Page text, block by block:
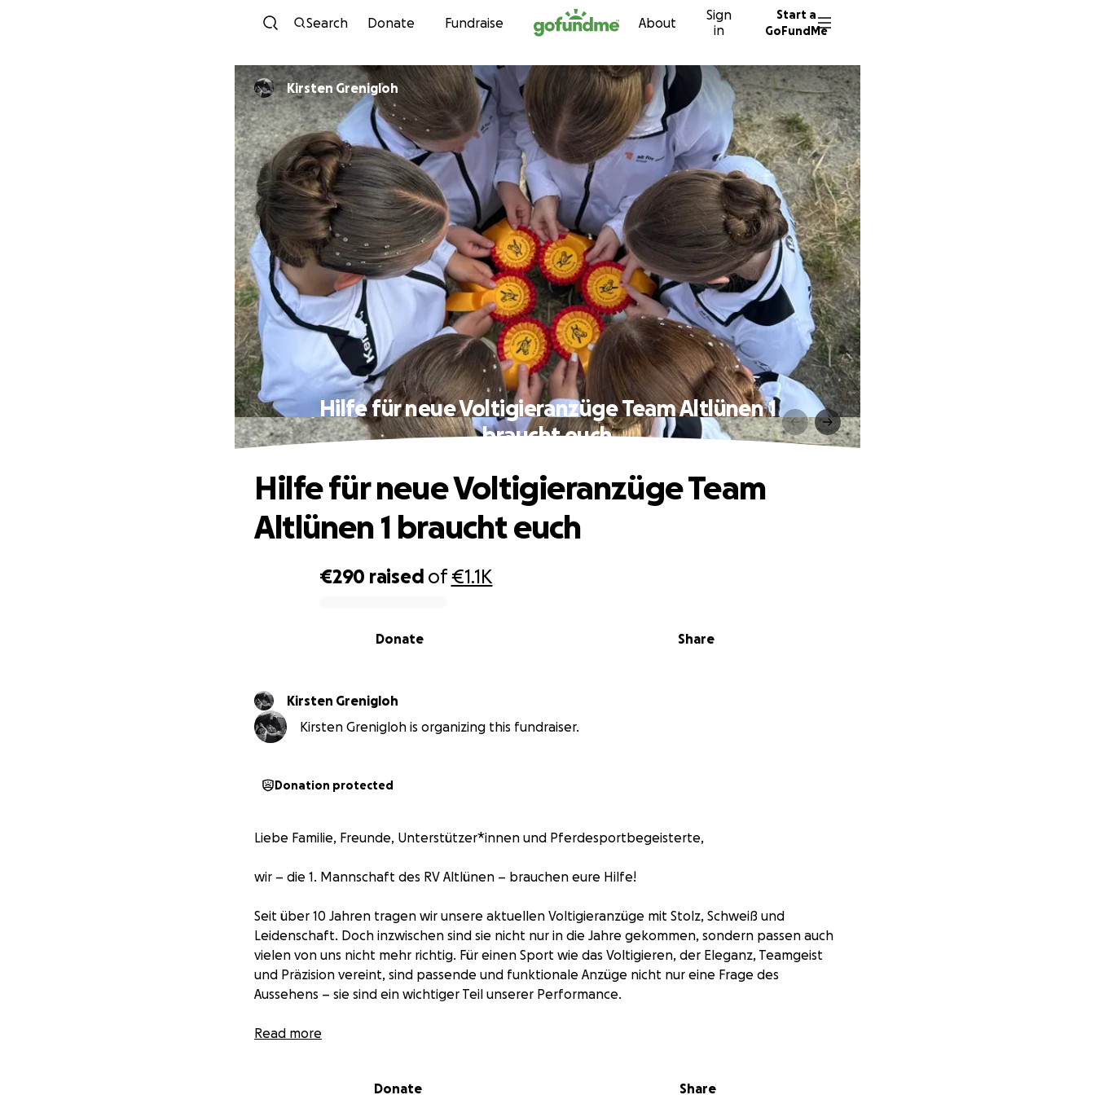
Skip to content
Search Donate Fundraise About
Sign
in
Start a
GoFundMe
Kirsten Grenigloh
Hilfe für neue Voltigieranzüge Team Altlünen 1
braucht euch
€290 raised of€1.1K
Share
Donate
Hilfe für neue Voltigieranzüge Team
Altlünen 1 braucht euch
Kirsten Grenigloh
Kirsten Grenigloh is organizing this fundraiser.
Donation protected
Liebe Familie, Freunde, Unterstützer*innen und Pferdesportbegeisterte,
wir – die 1. Mannschaft des RV Altlünen – brauchen eure Hilfe!
Seit über 10 Jahren tragen wir unsere aktuellen Voltigieranzüge mit Stolz, Schweiß und
Leidenschaft. Doch inzwischen sind sie nicht nur in die Jahre gekommen, sondern passen auch
vielen von uns nicht mehr richtig. Für einen Sport wie das Voltigieren, der Eleganz, Teamgeist
und Präzision vereint, sind passende und funktionale Anzüge nicht nur eine Frage des
Aussehens – sie sind ein wichtiger Teil unserer Performance.
Unser Wunsch: Neue Voltigieranzüge, die unsere Bewegungen unterstützen und uns als Team
Leider sind solche Anzüge sehr kostenintensiv – Materialien, Maßanfertigung und Qualität
Read more
Donate Share